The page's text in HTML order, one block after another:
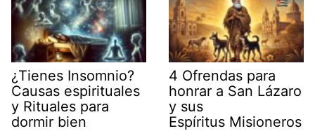
¿Tienes Insomnio?
Causas espirituales
y Rituales para
dormir bien
4 Ofrendas para
honrar a San Lázaro
y sus
Espíritus Misioneros